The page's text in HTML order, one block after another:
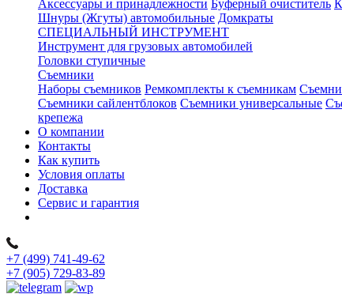
Аксессуары и принадлежности Буферный очиститель
Шнуры (Жгуты) автомобильные Домкраты
СПЕЦИАЛЬНЫЙ ИНСТРУМЕНТ
Инструмент для грузовых автомобилей
Головки ступичные
Съемники
Наборы съемников Ремкомплекты к съемникам
Съемники сайлентблоков Съемники универсальные
крепежа
О компании
Контакты
Как купить
Условия оплаты
Доставка
Сервис и гарантия
+7 (499) 741-49-62
+7 (905) 729-83-89